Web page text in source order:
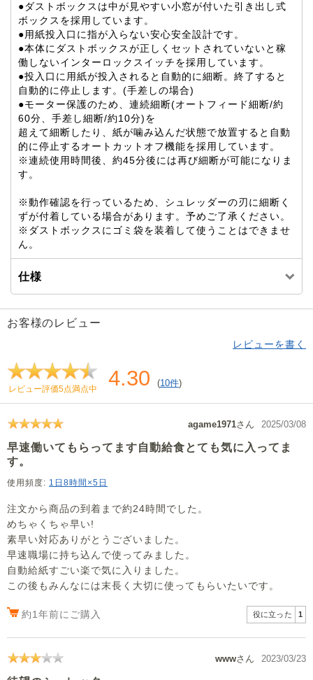
●ダストボックスは中が見やすい小窓が付いた引き出し式
ボックスを採用しています。
●用紙投入口に指が入らない安心安全設計です。
●本体にダストボックスが正しくセットされていないと稼
働しないインターロックスイッチを採用しています。
●投入口に用紙が投入されると自動的に細断。終了すると
自動的に停止します。(手差しの場合)
●モーター保護のため、連続細断(オートフィード細断/約
60分、手差し細断/約10分)を
超えて細断したり、紙が噛み込んだ状態で放置すると自動
的に停止するオートカットオフ機能を採用しています。
※連続使用時間後、約45分後には再び細断が可能になりま
す。
※動作確認を行っているため、シュレッダーの刃に細断く
ずが付着している場合があります。予めご了承ください。
※ダストボックスにゴミ袋を装着して使うことはできませ
ん。
仕様
お客様のレビュー
レビューを書く
レビュー評価5点満点中 4.30 (10件)
agame1971さん 2025/03/08
早速働いてもらってます自動給食とても気に入ってま
す。
使用頻度: 1日8時間×5日
注文から商品の到着まで約24時間でした。
めちゃくちゃ早い!
素早い対応ありがとうございました。
早速職場に持ち込んで使ってみました。
自動給紙すごい楽で気に入りました。
この後もみんなには末長く大切に使ってもらいたいです。
約1年前にご購入 役に立った 1
wwwさん 2023/03/23